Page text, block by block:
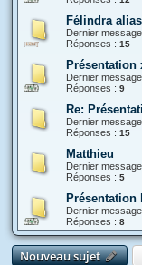
Félindra
Dernier
Réponses : 15
Présentation
Dernier
Réponses : 9
Re:
Dernier
Réponses : 15
Matthieu
Dernier
Réponses : 5
Présentation
Dernier
Réponses : 8
Nouveau sujet